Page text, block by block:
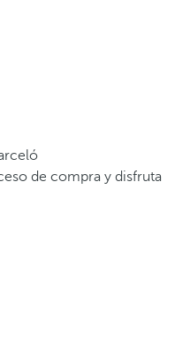
de compra y disfruta